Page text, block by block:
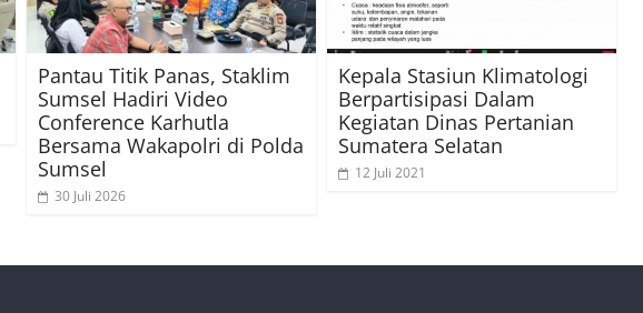
Pantau Titik Panas, Staklim
Sumsel Hadiri Video
Conference Karhutla
Bersama Wakapolri di Polda
Sumsel
30 Juli 2026
Kepala Stasiun Klimatologi
Berpartisipasi Dalam
Kegiatan Dinas Pertanian
Sumatera Selatan
12 Juli 2021